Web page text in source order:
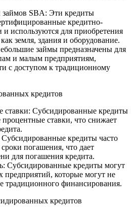
SBA: Эти кредиты
кредитно-
используются для приобретения
земля, здания и оборудование.
займы предназначены для
и малым предприятиям,
с доступом к традиционному
кредитов
ставки: Субсидированные кредиты
процентные ставки, что снижает
кредиты часто
погашения, что дает
для погашения кредита.
Субсидированные кредиты могут
предприятий, которые могут не
традиционного финансирования.
кредитов